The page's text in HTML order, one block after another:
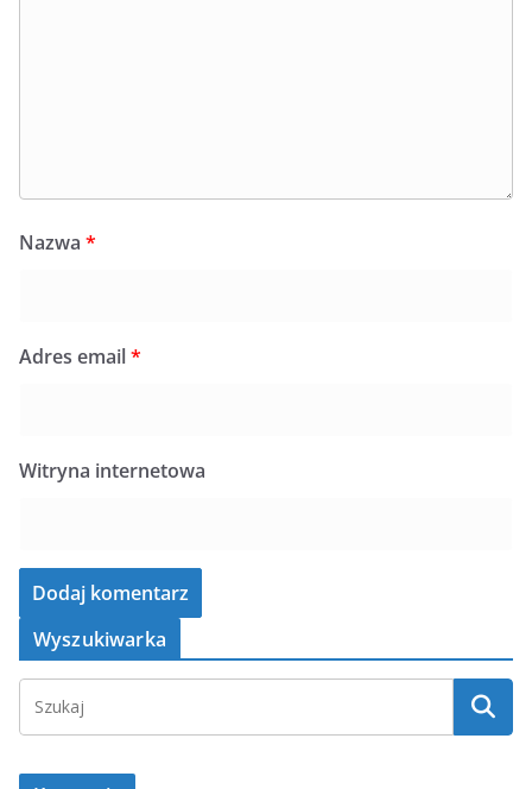
Nazwa *
Adres email*
Witryna internetowa
Wyszukiwarka